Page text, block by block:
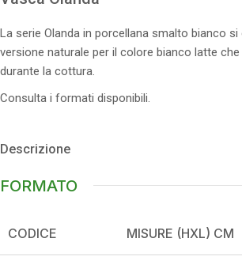
La serie Olanda in porcellana smalto bianco si
versione naturale per il colore bianco latte
durante la cottura.
Consulta i formati disponibili.
Descrizione
FORMATO
CODICE MISURE (HXL) CM